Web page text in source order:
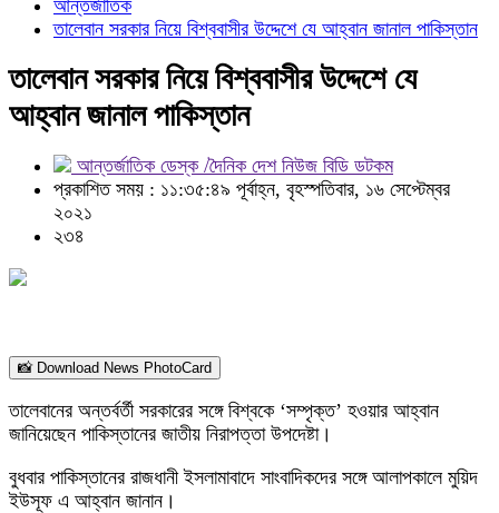
আন্তর্জাতিক
তালেবান সরকার নিয়ে বিশ্ববাসীর উদ্দেশে যে আহ্বান জানাল পাকিস্তান
তালেবান সরকার নিয়ে বিশ্ববাসীর উদ্দেশে যে
আহ্বান জানাল পাকিস্তান
আন্তর্জাতিক ডেস্ক /দৈনিক দেশ নিউজ বিডি ডটকম
প্রকাশিত সময় : ১১:৩৫:৪৯ পূর্বাহ্ন, বৃহস্পতিবার, ১৬ সেপ্টেম্বর
২০২১
২৩৪
📸 Download News PhotoCard
তালেবানের অন্তর্বর্তী সরকারের সঙ্গে বিশ্বকে ‘সম্পৃক্ত’ হওয়ার আহ্বান
জানিয়েছেন পাকিস্তানের জাতীয় নিরাপত্তা উপদেষ্টা।
বুধবার পাকিস্তানের রাজধানী ইসলামাবাদে সাংবাদিকদের সঙ্গে আলাপকালে মুয়িদ
ইউসূফ এ আহ্বান জানান।